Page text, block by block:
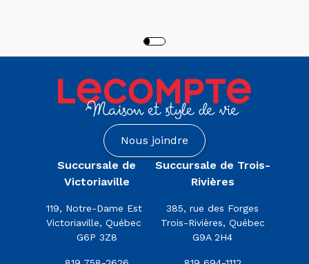
Nous joindre
Succursale de
Victoriaville
119, Notre-Dame Est
Victoriaville, Québec
G6P 3Z8
Succursale de Trois-
Rivières
385, rue des Forges
Trois-Rivières, Québec
G9A 2H4